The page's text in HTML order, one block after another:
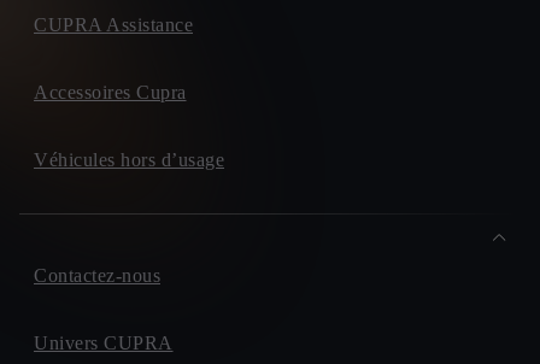
CUPRA Assistance
Accessoires Cupra
Véhicules hors d’usage
Contactez-nous
Univers CUPRA